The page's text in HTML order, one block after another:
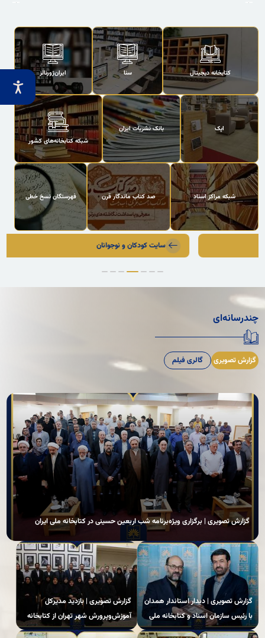
کتابخانه دیجیتال سنا ایران‌ژورنالز
اپک
بانک نشریات ایران
شبکه کتابخانه‌های کشور
شبکه مراکز اسناد صد کتاب ماندگار قرن فهرستگان نسخ خطی
سایت کودکان و نوجوانان
چندرسانه‌ای
گزارش تصویری گالری فیلم
گزارش تصویری | برگزاری ویژه‌برنامه شب اربعین حسینی در کتابخانه ملی ایران
گزارش تصویری | دیدار استاندار همدان
با رئیس سازمان اسناد و کتابخانه ملی
ایران
گزارش تصویری | بازدید مدیرکل
آموزش‌وپرورش شهر تهران از کتابخانه
ملی